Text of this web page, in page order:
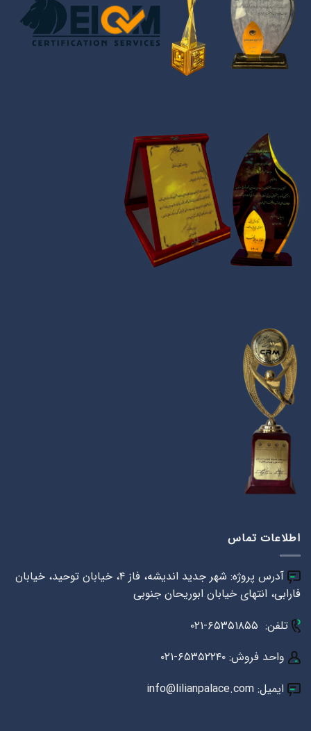
اطلاعات تماس
آدرس پروژه: شهر جدید اندیشه، فاز ۴، خیابان توحید، خیابان
فارابی، انتهای خیابان ابوریحان جنوبی
تلفن: ۶۵۳۵۱۸۵۵-۰۲۱
واحد فروش: ۶۵۳۵۲۲۴۰-۰۲۱
ایمیل: info@lilianpalace.com